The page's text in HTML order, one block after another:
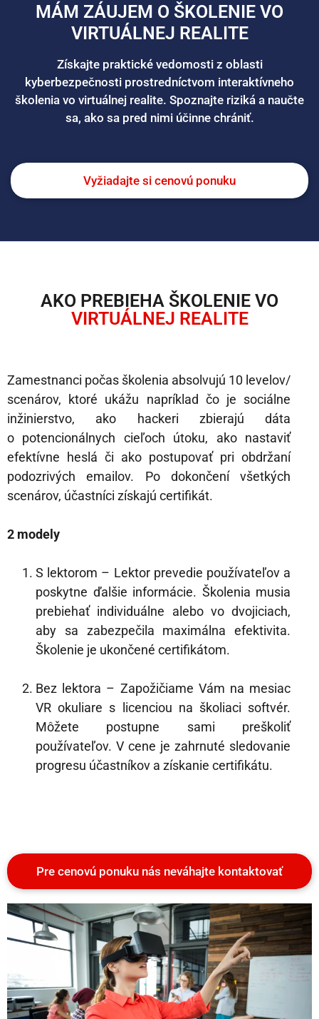
MÁM ZÁUJEM O ŠKOLENIE VO
VIRTUÁLNEJ REALITE
Získajte praktické vedomosti z oblasti
kyberbezpečnosti prostredníctvom interaktívneho
školenia vo virtuálnej realite. Spoznajte riziká a naučte
sa, ako sa pred nimi účinne chrániť.
Vyžiadajte si cenovú ponuku
AKO PREBIEHA ŠKOLENIE VO
VIRTUÁLNEJ REALITE
Zamestnanci počas školenia absolvujú 10 levelov/
scenárov, ktoré ukážu napríklad čo je sociálne
inžinierstvo, ako hackeri zbierajú dáta
o potencionálnych cieľoch útoku, ako nastaviť
efektívne heslá či ako postupovať pri obdržaní
podozrivých emailov. Po dokončení všetkých
scenárov, účastníci získajú certifikát.
2 modely
S lektorom – Lektor prevedie používateľov a
poskytne ďalšie informácie. Školenia musia
prebiehať individuálne alebo vo dvojiciach,
aby sa zabezpečila maximálna efektivita.
Školenie je ukončené certifikátom.
Bez lektora – Zapožičiame Vám na mesiac
VR okuliare s licenciou na školiaci softvér.
Môžete postupne sami preškoliť
používateľov. V cene je zahrnuté sledovanie
progresu účastníkov a získanie certifikátu.
Pre cenovú ponuku nás neváhajte kontaktovať